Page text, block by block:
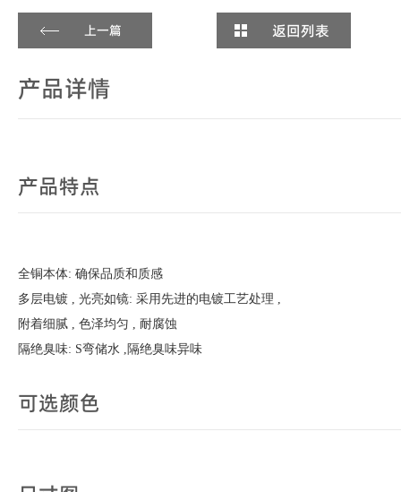
上一篇 返回列表
产品详情
产品特点
全铜本体: 确保品质和质感
多层电镀 , 光亮如镜: 采用先进的电镀工艺处理 ,
附着细腻 , 色泽均匀 , 耐腐蚀
隔绝臭味: S弯储水 ,隔绝臭味异味
可选颜色